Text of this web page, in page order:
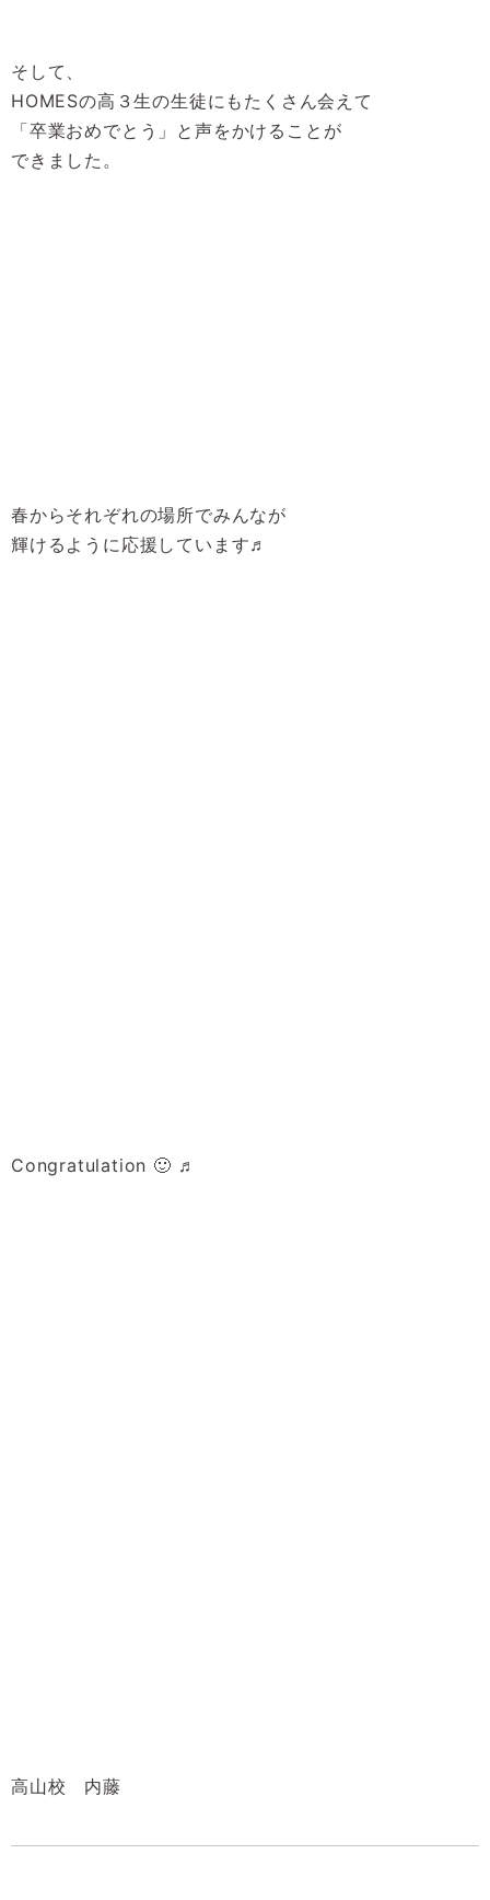
そして、
HOMESの高３生の生徒にもたくさん会えて
「卒業おめでとう」と声をかけることが
できました。
春からそれぞれの場所でみんなが
輝けるように応援しています♬
Congratulation 🙂 ♬
高山校 内藤